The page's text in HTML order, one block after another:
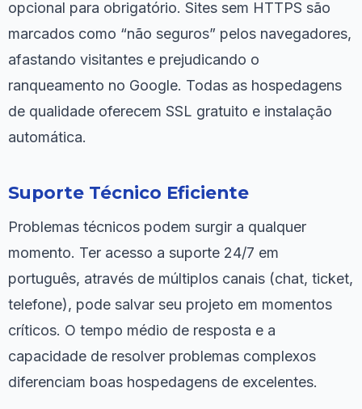
opcional para obrigatório. Sites sem HTTPS são
marcados como “não seguros” pelos navegadores,
afastando visitantes e prejudicando o
ranqueamento no Google. Todas as hospedagens
de qualidade oferecem SSL gratuito e instalação
automática.
Suporte Técnico Eficiente
Problemas técnicos podem surgir a qualquer
momento. Ter acesso a suporte 24/7 em
português, através de múltiplos canais (chat, ticket,
telefone), pode salvar seu projeto em momentos
críticos. O tempo médio de resposta e a
capacidade de resolver problemas complexos
diferenciam boas hospedagens de excelentes.